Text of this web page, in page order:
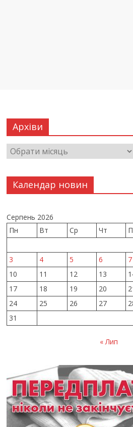
Архіви
Календар новин
Серпень 2026
Пн
Вт Ср Чт
3
4 5 6 7
10
11 12 13
17
18 19 20
24
25 26 27
31
« Лип